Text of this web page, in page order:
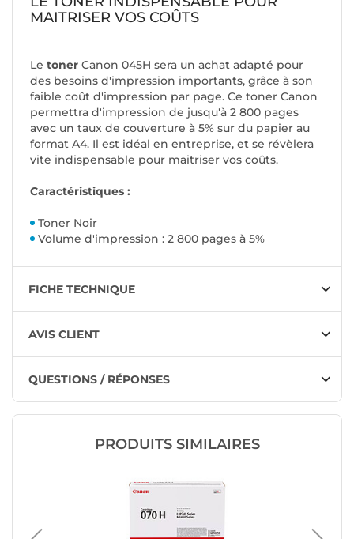
MAITRISER VOS COÛTS
Le toner Canon 045H sera un achat adapté pour
des besoins d'impression importants, grâce à son
faible coût d'impression par page. Ce toner Canon
permettra d'impression de jusqu'à 2 800 pages
avec un taux de couverture à 5% sur du papier au
format A4. Il est idéal en entreprise, et se révèlera
vite indispensable pour maitriser vos coûts.
Caractéristiques :
Toner Noir
Volume d'impression : 2 800 pages à 5%
FICHE TECHNIQUE
AVIS CLIENT
QUESTIONS / RÉPONSES
PRODUITS SIMILAIRES